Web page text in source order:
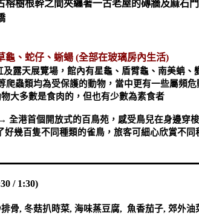
榕樹根幹之間夾纏著一古老屋的磚牆及麻石門
龜、蛇仔、蜥蝪 (全部在玻璃房內生活)
露天展覽場，館內有星龜、盾臂龜、南美蚺、
爬蟲類均為受保護的動物，當中更有一些屬頻
大多數是食肉的，但也有少數為素食者
→ 全港首個開放式的百鳥苑，感受鳥兒在身邊穿梭
幾百隻不同種類的雀鳥，旅客可細心欣賞不同
/ 1:30)
骨,冬菇扒時菜,海味蒸豆腐,魚香茄子,郊外油